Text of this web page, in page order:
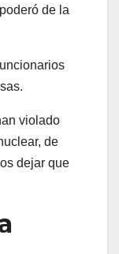
de la
violado
de
dejar que